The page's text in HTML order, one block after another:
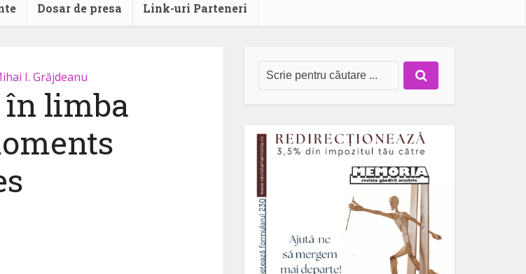
Dosar de presa Link-uri Parteneri
I. Grăjdeanu
în limba